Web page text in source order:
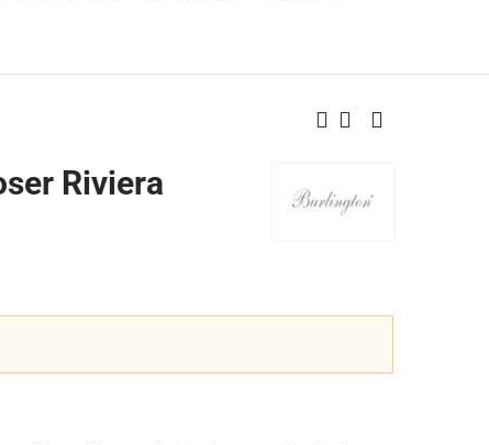
Riviera